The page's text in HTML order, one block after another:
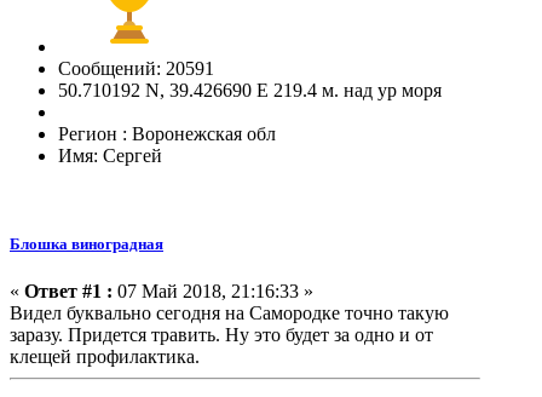
Сообщений: 20591
50.710192 N, 39.426690 E 219.4 м. над ур моря
Регион : Воронежская обл
Имя: Сергей
Блошка виноградная
« Ответ #1 : 07 Май 2018, 21:16:33 »
Видел буквально сегодня на Самородке точно такую
заразу. Придется травить. Ну это будет за одно и от
клещей профилактика.